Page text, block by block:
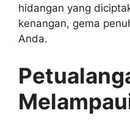
hidangan yang
kenangan, gema
Anda.